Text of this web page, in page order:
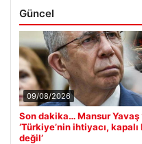
Güncel
09/08/2026
Son dakika… Mansur Yavaş
‘Türkiye’nin ihtiyacı,
değil’